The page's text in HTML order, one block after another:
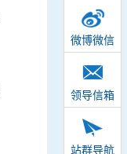
微博微信
领导信箱
站群导航